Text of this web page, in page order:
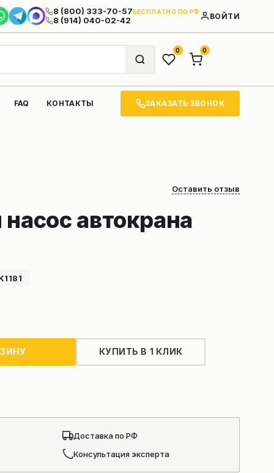
8 (800) 333-70-57БЕСПЛАТНО ПО РФ
8 (914) 040-02-42 ВОЙТИ
0 0
FAQ КОНТАКТЫ ЗАКАЗАТЬ ЗВОНОК
Оставить отзыв
автокрана
КУПИТЬ В 1 КЛИК
Доставка по РФ
Консультация эксперта